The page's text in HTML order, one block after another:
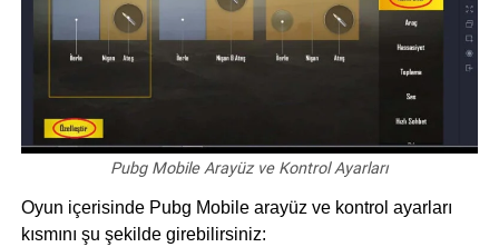
Pubg Mobile Arayüz ve Kontrol Ayarları
Oyun içerisinde Pubg Mobile arayüz ve kontrol ayarları
kısmını şu şekilde girebilirsiniz: